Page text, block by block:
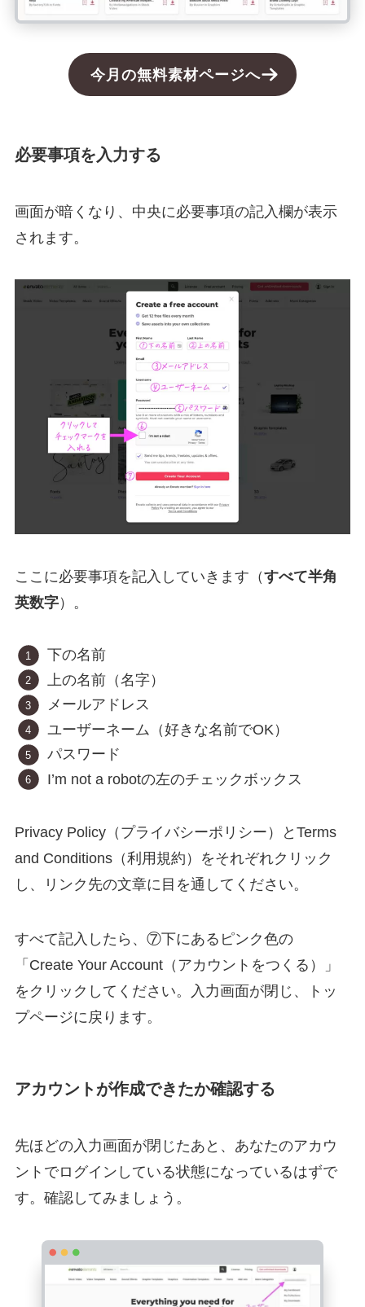
今月の無料素材ページへ
必要事項を入力する
画面が暗くなり、中央に必要事項の記入欄が表示
されます。
ここに必要事項を記入していきます（すべて半角
英数字）。
下の名前
上の名前（名字）
メールアドレス
ユーザーネーム（好きな名前でOK）
パスワード
I’m not a robotの左のチェックボックス
Privacy Policy（プライバシーポリシー）とTerms
and Conditions（利用規約）をそれぞれクリック
し、リンク先の文章に目を通してください。
すべて記入したら、⑦下にあるピンク色の
「Create Your Account（アカウントをつくる）」
をクリックしてください。入力画面が閉じ、トッ
プページに戻ります。
アカウントが作成できたか確認する
先ほどの入力画面が閉じたあと、あなたのアカウ
ントでログインしている状態になっているはずで
す。確認してみましょう。